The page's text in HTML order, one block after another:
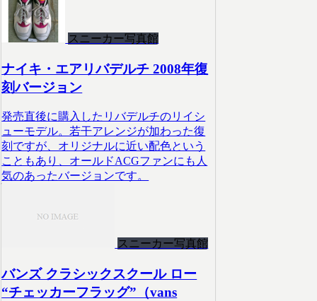
スニーカー写真館
ナイキ・エアリバデルチ 2008年復
刻バージョン
発売直後に購入したリバデルチのリイシ
ューモデル。若干アレンジが加わった復
刻ですが、オリジナルに近い配色という
こともあり、オールドACGファンにも人
気のあったバージョンです。
スニーカー写真館
バンズ クラシックスクール ロー
“チェッカーフラッグ”（vans